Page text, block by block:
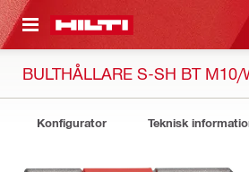
GÅ TILL HUVUDSIDAN
BULTHÅLLARE S-SH BT M10/
Konfigurator Teknisk